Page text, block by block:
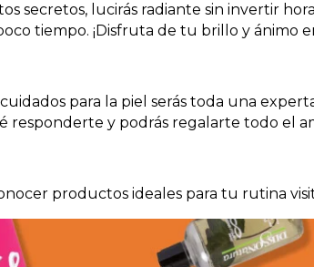
secretos, lucirás radiante sin invertir
tiempo. ¡Disfruta de tu brillo y ánimo en
cuidados para la piel serás toda una
responderte y podrás regalarte todo el
productos ideales para tu rutina